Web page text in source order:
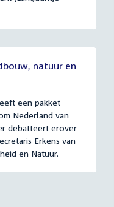
natuur en
een pakket
Nederland van
debatteert erover
Erkens van
en Natuur.